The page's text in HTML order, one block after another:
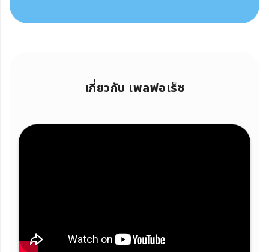
เกี่ยวกับ เพลฟอเร็ซ